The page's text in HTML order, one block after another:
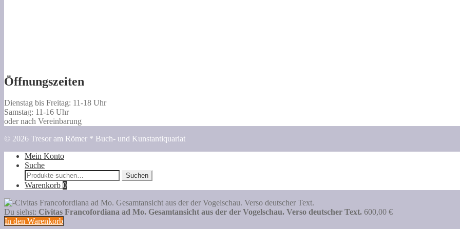
Öffnungszeiten
Dienstag bis Freitag: 11-18 Uhr
Samstag: 11-16 Uhr
oder nach Vereinbarung
© 2026 Tresor am Römer * Buch- und Kunstantiquariat
Mein Konto
Suche
Suche
nach:
Suchen
Warenkorb 0
Du siehst: Civitas Francofordiana ad Mo. Gesamtansicht aus der der Vogelschau. Verso deutscher Text. 600,00 €
In den Warenkorb